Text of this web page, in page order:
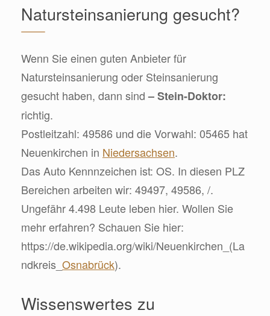
Natursteinsanierung gesucht?
Wenn Sie einen guten Anbieter für
Natursteinsanierung oder Steinsanierung
gesucht haben, dann sind– Stein-Doktor:
richtig.
Postleitzahl: 49586 und die Vorwahl: 05465 hat
Neuenkirchen in Niedersachsen.
Das Auto Kennnzeichen ist: OS. In diesen PLZ
Bereichen arbeiten wir: 49497, 49586, /.
Ungefähr 4.498 Leute leben hier. Wollen Sie
mehr erfahren? Schauen Sie hier:
https://de.wikipedia.org/wiki/Neuenkirchen_(La
ndkreis_ Osnabrück).
Wissenswertes zu